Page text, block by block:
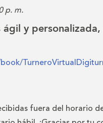
p. m.
ágil y
fuera del horario